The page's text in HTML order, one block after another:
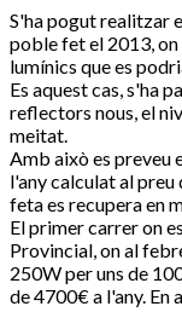
S'ha pogut realitzar
poble fet el 2013, on
lumínics que es
Es aquest cas, s'ha
reflectors nous, el
meitat.
Amb això es preveu
l'any calculat al preu
feta es recupera en
El primer carrer on
Provincial, on al
250W per uns de
de 4700€ a l'any. En